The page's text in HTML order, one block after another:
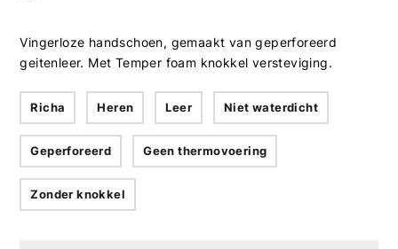
Vingerloze handschoen, gemaakt van geperforeerd
geitenleer. Met Temper foam knokkel versteviging.
Richa Heren Leer Niet waterdicht
Geperforeerd Geen thermovoering
Zonder knokkel